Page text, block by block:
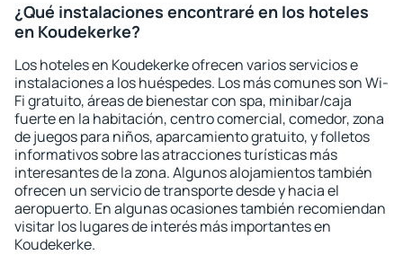
¿Qué instalaciones encontraré en los hoteles
en Koudekerke?
Los hoteles en Koudekerke ofrecen varios servicios e
instalaciones a los huéspedes. Los más comunes son Wi-
Fi gratuito, áreas de bienestar con spa, minibar/caja
fuerte en la habitación, centro comercial, comedor, zona
de juegos para niños, aparcamiento gratuito, y folletos
informativos sobre las atracciones turísticas más
interesantes de la zona. Algunos alojamientos también
ofrecen un servicio de transporte desde y hacia el
aeropuerto. En algunas ocasiones también recomiendan
visitar los lugares de interés más importantes en
Koudekerke.